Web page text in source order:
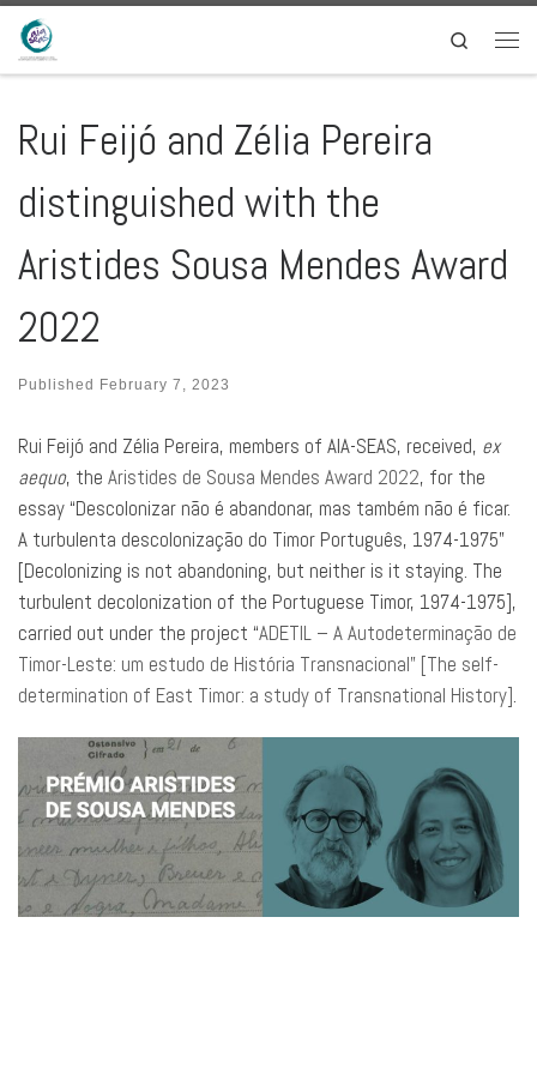
Skip to content
Search
Rui Feijó and Zélia Pereira
distinguished with the
Aristides Sousa Mendes Award
2022
Published February 7, 2023
Rui Feijó and Zélia Pereira, members of AIA-SEAS, received, ex
aequo, the Aristides de Sousa Mendes Award 2022, for the
essay “Descolonizar não é abandonar, mas também não é ficar.
A turbulenta descolonização do Timor Português, 1974-1975”
[Decolonizing is not abandoning, but neither is it staying. The
turbulent decolonization of the Portuguese Timor, 1974-1975],
carried out under the project “ADETIL – A Autodeterminação de
Timor-Leste: um estudo de História Transnacional” [The self-
determination of East Timor: a study of Transnational History].